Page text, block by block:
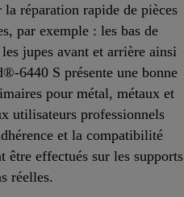
réparation rapide de pièces
par exemple : les bas de
jupes avant et arrière ainsi
6440 S présente une bonne
pour métal, métaux et
utilisateurs professionnels
et la compatibilité
être effectués sur les supports
réelles.